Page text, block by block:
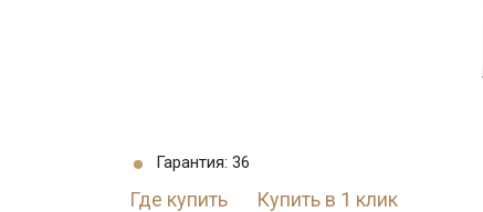
Гарантия: 36
Где купить
Купить в 1 клик